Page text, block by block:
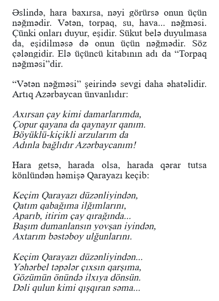
Əslində, hara baxırsa, nəyi görürsə onun üçün
nəğmədir. Vətən, torpaq, su, hava... nəğməsi.
Çünki onları duyur, eşidir. Sükut belə duyulmasa
da, eşidilməsə də onun üçün nəğmədir. Söz
çələngidir. Elə üçüncü kitabının adı da “Torpaq
nəğməsi”dir.
“Vətən nəğməsi” şeirində sevgi daha əhatəlidir.
Artıq Azərbaycan ünvanlıdır:
Axırsan çay kimi damarlarımda,
Çopur qayana da qaynayır qanım.
Böyüklü-kiçikli arzularım da
Adınla bağlıdır Azərbaycanım!
Hara getsə, harada olsa, harada qərar tutsa
könlündən həmişə Qarayazı keçib:
Keçim Qarayazı düzənliyindən,
Qatım qabağıma ilğımlarını,
Aparıb, itirim çay qırağında...
Başım dumanlansın yovşan iyindən,
Axtarım bəstəboy ulğunlarını.
Keçim Qarayazı düzənliyindən...
Yəhərbel təpələr çıxsın qarşıma,
Gözümün önündə ilxıya dönsün.
Dəli qulun kimi qışqıran səma...